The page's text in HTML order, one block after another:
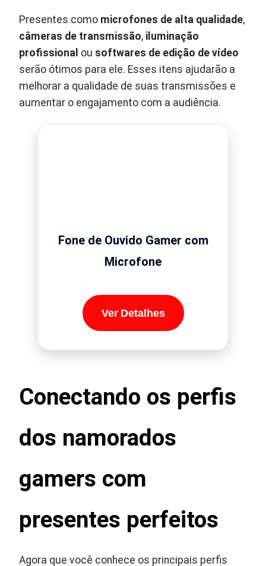
Presentes como microfones de alta qualidade,
câmeras de transmissão, iluminação
profissional ou softwares de edição de vídeo
serão ótimos para ele. Esses itens ajudarão a
melhorar a qualidade de suas transmissões e
aumentar o engajamento com a audiência.
Fone de Ouvido Gamer com
Microfone
Ver Detalhes
Conectando os perfis
dos namorados
gamers com
presentes perfeitos
Agora que você conhece os principais perfis